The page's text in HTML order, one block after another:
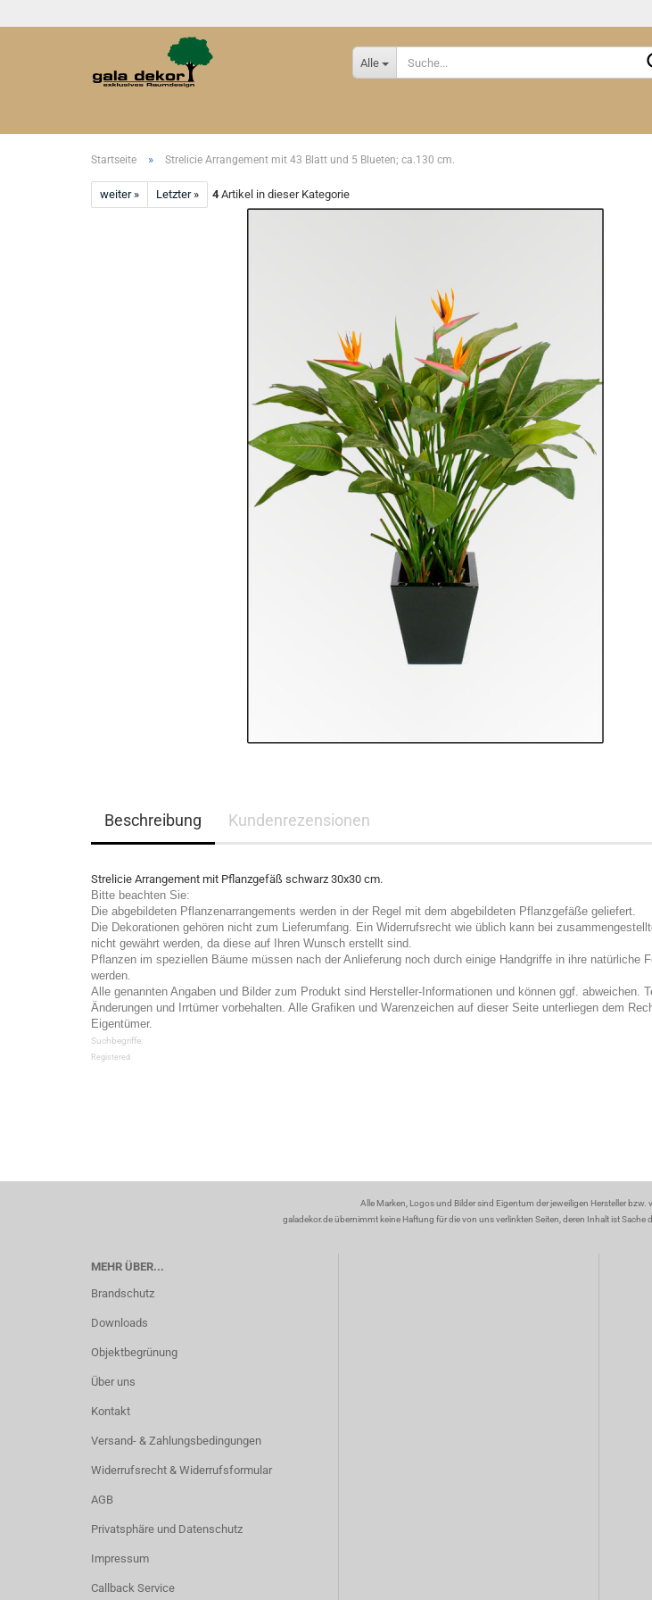
Alle
Startseite » Strelicie Arrangement mit 43 Blatt und 5 Blueten; ca.130 cm.
weiter » Letzter » 4 Artikel in dieser Kategorie
Beschreibung Kundenrezensionen
Strelicie Arrangement mit Pflanzgefäß schwarz 30x30 cm.
Bitte beachten Sie:
Die abgebildeten Pflanzenarrangements werden in der Regel mit dem abgebildeten Pflanzgefäße geliefert.
Die Dekorationen gehören nicht zum Lieferumfang. Ein Widerrufsrecht wie üblich kann bei
nicht gewährt werden, da diese auf Ihren Wunsch erstellt sind.
Pflanzen im speziellen Bäume müssen nach der Anlieferung noch durch einige Handgriffe in ihre natürliche
werden.
Alle genannten Angaben und Bilder zum Produkt sind Hersteller-Informationen und können ggf. abweichen.
Änderungen und Irrtümer vorbehalten. Alle Grafiken und Warenzeichen auf dieser Seite unterliegen dem
Eigentümer.
Suchbegriffe:
Registered
Alle Marken, Logos und Bilder sind Eigentum der jeweiligen Hersteller
galadekor.de übernimmt keine Haftung für die von uns verlinkten Seiten, deren Inhalt ist Sache
MEHR ÜBER...
Brandschutz
Downloads
Objektbegrünung
Über uns
Kontakt
Versand- & Zahlungsbedingungen
Widerrufsrecht & Widerrufsformular
AGB
Privatsphäre und Datenschutz
Impressum
Callback Service